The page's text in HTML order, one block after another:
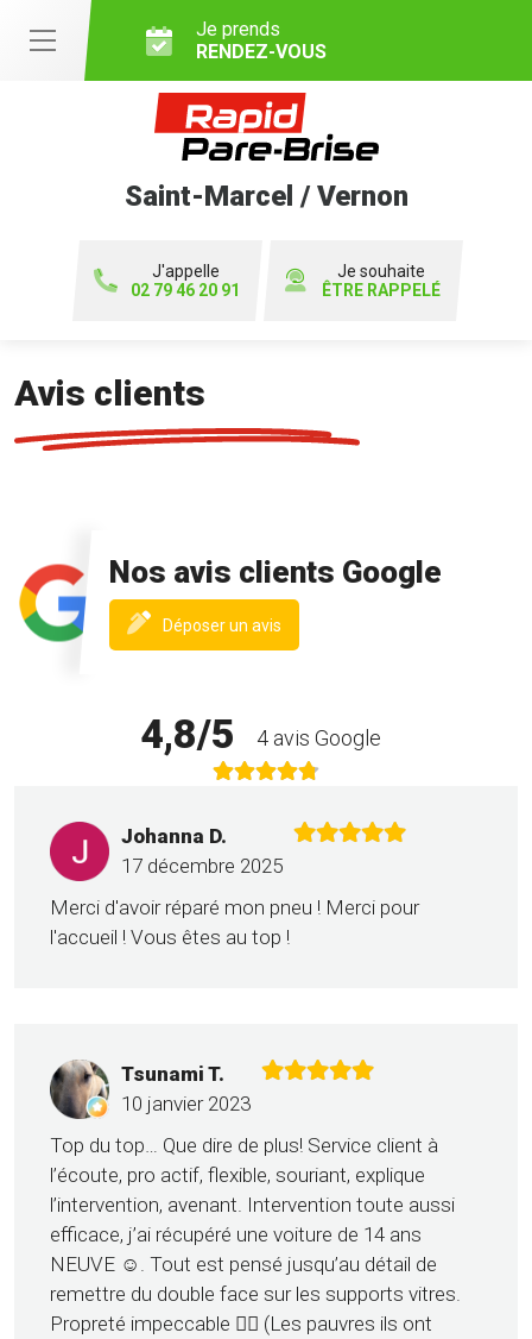
Je prends
RENDEZ-VOUS
Saint-Marcel / Vernon
J'appelle
02 79 46 20 91
Je souhaite
ÊTRE RAPPELÉ
Avis clients
Nos avis clients Google
Déposer un avis
fenêtre)
4,8/5 4 avis Google
Johanna D.
17 décembre 2025
Merci d'avoir réparé mon pneu ! Merci pour
l'accueil ! Vous êtes au top !
Tsunami T.
10 janvier 2023
Top du top… Que dire de plus! Service client à
l’écoute, pro actif, flexible, souriant, explique
l’intervention, avenant. Intervention toute aussi
efficace, j’ai récupéré une voiture de 14 ans
NEUVE ☺️. Tout est pensé jusqu’au détail de
remettre du double face sur les supports vitres.
Propreté impeccable 👌🏼 (Les pauvres ils ont